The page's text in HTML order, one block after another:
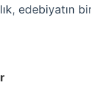
edebiyatın